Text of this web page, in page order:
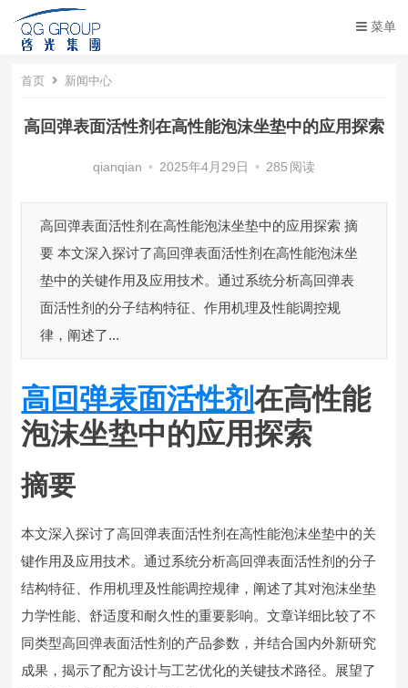
菜单
首页 新闻中心
高回弹表面活性剂在高性能泡沫坐垫中的应用探索
qianqian • 2025年4月29日 • 285 阅读
高回弹表面活性剂在高性能泡沫坐垫中的应用探索 摘
要 本文深入探讨了高回弹表面活性剂在高性能泡沫坐
垫中的关键作用及应用技术。通过系统分析高回弹表
面活性剂的分子结构特征、作用机理及性能调控规
律，阐述了...
高回弹表面活性剂在高性能
泡沫坐垫中的应用探索
摘要
本文深入探讨了高回弹表面活性剂在高性能泡沫坐垫中的关
键作用及应用技术。通过系统分析高回弹表面活性剂的分子
结构特征、作用机理及性能调控规律，阐述了其对泡沫坐垫
力学性能、舒适度和耐久性的重要影响。文章详细比较了不
同类型高回弹表面活性剂的产品参数，并结合国内外新研究
成果，揭示了配方设计与工艺优化的关键技术路径。展望了